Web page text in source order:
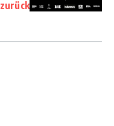
zurück